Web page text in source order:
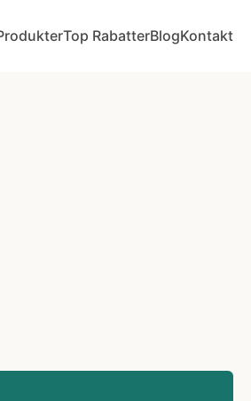
Top RabatterBlogKontakt